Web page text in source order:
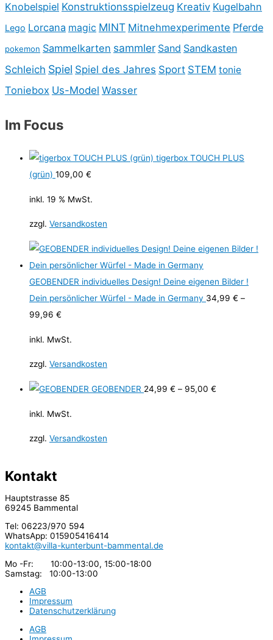
Knobelspiel Konstruktionsspielzeug Kreativ Kugelbahn
Lego Lorcana magic MINT Mitnehmexperimente Pferde
pokemon Sammelkarten sammler Sand Sandkasten
Schleich Spiel Spiel des Jahres Sport STEM tonie
Toniebox Us-Model Wasser
Im Focus
tigerbox TOUCH PLUS
(grün) 109,00 €
inkl. 19 % MwSt.
zzgl. Versandkosten
GEOBENDER individuelles Design! Deine eigenen Bilder !
Dein persönlicher Würfel - Made in Germany 34,99 € –
99,96 €
inkl. MwSt.
zzgl. Versandkosten
GEOBENDER 24,99 € – 95,00 €
inkl. MwSt.
zzgl. Versandkosten
Kontakt
Hauptstrasse 85
69245 Bammental
Tel: 06223/970 594
WhatsApp: 015905416414
kontakt@villa-kunterbunt-bammental.de
Mo -Fr: 10:00-13:00, 15:00-18:00
Samstag: 10:00-13:00
AGB
Impressum
Datenschutzerklärung
AGB